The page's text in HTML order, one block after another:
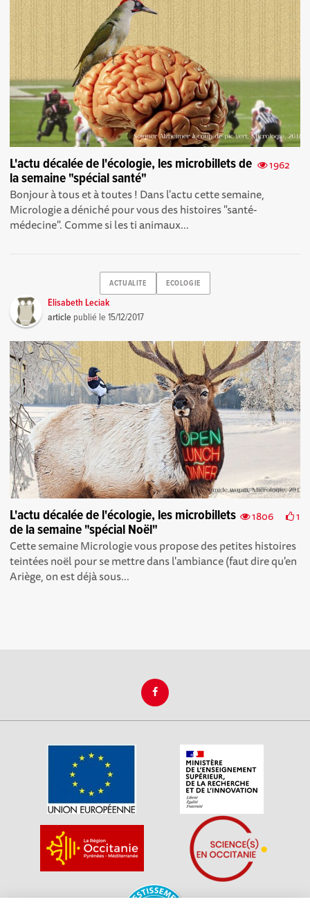
1962
L'actu décalée de l'écologie, les microbillets de
la semaine "spécial santé"
Bonjour à tous et à toutes ! Dans l'actu cette semaine,
Micrologie a déniché pour vous des histoires "santé-
médecine". Comme si les ti animaux...
ACTUALITE ECOLOGIE
Elisabeth Leciak
article publié le15/12/2017
1806 1
L'actu décalée de l'écologie, les microbillets
de la semaine "spécial Noël"
Cette semaine Micrologie vous propose des petites histoires
teintées noël pour se mettre dans l'ambiance (faut dire qu'en
Ariège, on est déjà sous...